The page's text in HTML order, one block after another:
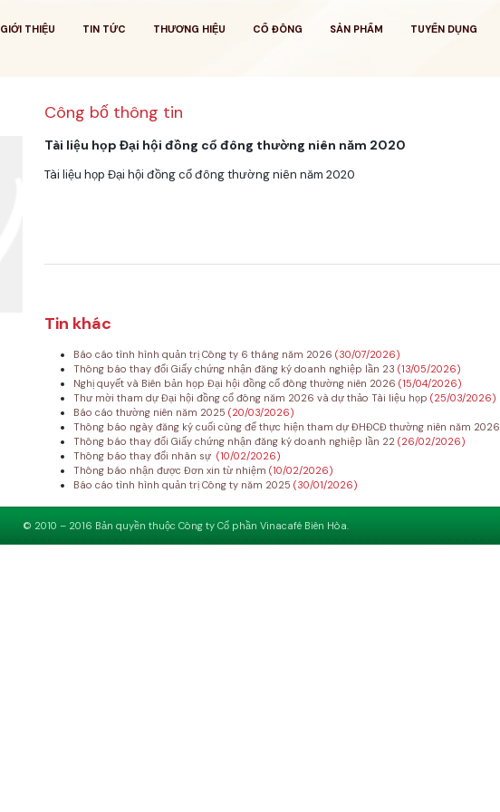
GIỚI THIỆU TIN TỨC THƯƠNG HIỆU CỔ ĐÔNG SẢN PHẨM TUYỂN DỤNG
Công bố thông tin
Tài liệu họp Đại hội đồng cổ đông thường niên năm 2020
Tài liệu họp Đại hội đồng cổ đông thường niên năm 2020
Tin khác
Báo cáo tình hình quản trị Công ty 6 tháng năm 2026 (30/07/2026)
Thông báo thay đổi Giấy chứng nhận đăng ký doanh nghiệp lần 23 (13/05/2026)
Nghị quyết và Biên bản họp Đại hội đồng cổ đông thường niên 2026 (15/04/2026)
Thư mời tham dự Đại hội đồng cổ đông năm 2026 và dự thảo Tài liệu họp (25/03/2026)
Báo cáo thường niên năm 2025 (20/03/2026)
Thông báo ngày đăng ký cuối cùng để thực hiện tham dự ĐHĐCĐ thường niên năm 2026
Thông báo thay đổi Giấy chứng nhận đăng ký doanh nghiệp lần 22 (26/02/2026)
Thông báo thay đổi nhân sự (10/02/2026)
Thông báo nhận được Đơn xin từ nhiệm (10/02/2026)
Báo cáo tình hình quản trị Công ty năm 2025 (30/01/2026)
© 2010 – 2016 Bản quyền thuộc Công ty Cổ phần Vinacafé Biên Hòa.